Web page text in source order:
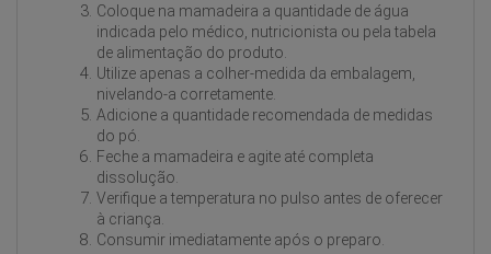
Coloque na mamadeira a quantidade de água
indicada pelo médico, nutricionista ou pela tabela
de alimentação do produto.
Utilize apenas a colher-medida da embalagem,
nivelando-a corretamente.
Adicione a quantidade recomendada de medidas
do pó.
Feche a mamadeira e agite até completa
dissolução.
Verifique a temperatura no pulso antes de oferecer
à criança.
Consumir imediatamente após o preparo.